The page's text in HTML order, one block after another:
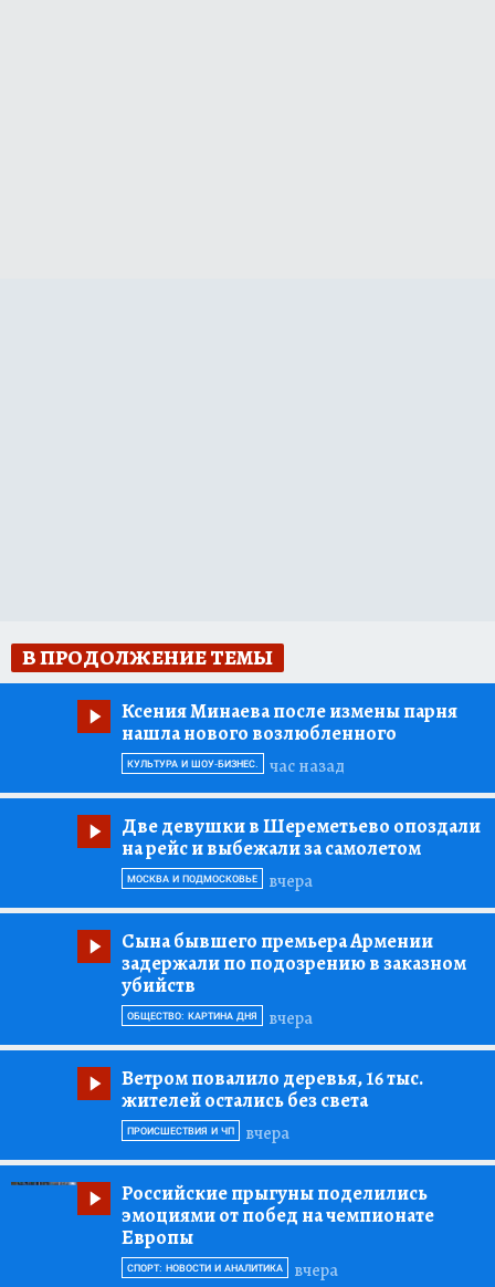
В ПРОДОЛЖЕНИЕ ТЕМЫ
Ксения Минаева после измены парня
нашла нового возлюбленного
час назад
КУЛЬТУРА И ШОУ-БИЗНЕС.
Две девушки в Шереметьево опоздали
на рейс и выбежали за самолетом
вчера
МОСКВА И ПОДМОСКОВЬЕ
Сына бывшего премьера Армении
задержали по подозрению в заказном
убийств
вчера
ОБЩЕСТВО: КАРТИНА ДНЯ
Ветром повалило деревья, 16 тыс.
жителей остались без света
вчера
ПРОИСШЕСТВИЯ И ЧП
Российские прыгуны поделились
эмоциями от побед на чемпионате
Европы
вчера
СПОРТ: НОВОСТИ И АНАЛИТИКА